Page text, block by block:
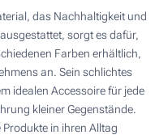
das Nachhaltigkeit und
sorgt es dafür,
Farben erhältlich,
an. Sein schlichtes
idealen Accessoire für jede
kleiner Gegenstände.
in ihren Alltag